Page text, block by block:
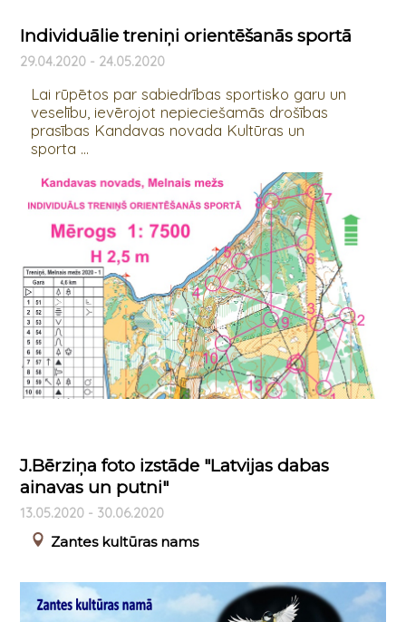
Individuālie treniņi orientēšanās sportā
29.04.2020 - 24.05.2020
Lai rūpētos par sabiedrības sportisko garu un
veselību, ievērojot nepieciešamās drošības
prasības Kandavas novada Kultūras un
sporta ...
J.Bērziņa foto izstāde "Latvijas dabas
ainavas un putni"
13.05.2020 - 30.06.2020
Zantes kultūras nams